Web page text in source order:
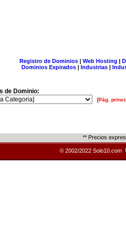
Registro de Dominios| Web Hosting |
Dominios Expirados | Industrias |
de Dominio:
[Pág.
** Precios
© 2002/2022 Solo10.com